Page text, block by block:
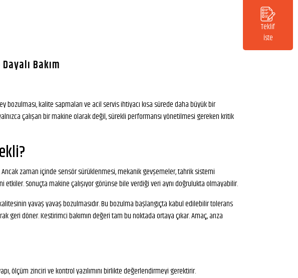
Teklif
İste
Bakım
bozulması, kalite sapmaları ve acil servis ihtiyacı kısa sürede daha büyük bir
çalışan bir makine olarak değil, sürekli performansı yönetilmesi gereken kritik
zaman içinde sensör sürüklenmesi, mekanik gevşemeler, tahrik sistemi
Sonuçta makine çalışıyor görünse bile verdiği veri aynı doğrulukta olmayabilir.
yavaş yavaş bozulmasıdır. Bu bozulma başlangıçta kabul edilebilir tolerans
geri döner. Kestirimci bakımın değeri tam bu noktada ortaya çıkar. Amaç, arıza
ölçüm zinciri ve kontrol yazılımını birlikte değerlendirmeyi gerektirir.